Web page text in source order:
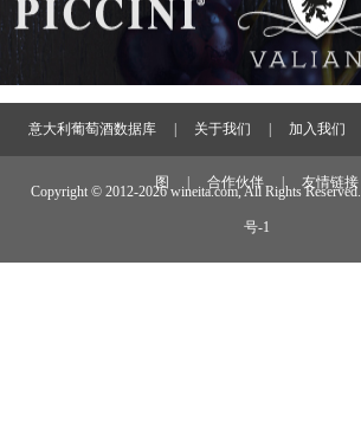
意大利葡萄酒数据库 关于我们 加入我们
图 合作伙伴 友情链接
Copyright © 2012-2026 wineita.com, All Rights Reserved.
号-1